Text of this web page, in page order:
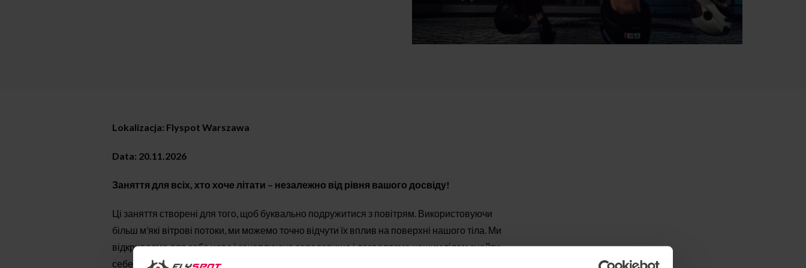
Lokalizacja: Flyspot Warszawa
Data: 20.11.2026
Заняття для всіх, хто хоче літати – незалежно від рівня вашого досвіду!
Ці заняття створені для того, щоб буквально подружитися з повітрям. Використовуючи
більш м’які вітрові потоки, ми можемо точно відчути їх вплив на поверхні нашого тіла. Ми
відкриваємо для себе нове і захоплююче середовище і дозволяємо нашим тілам знайти
себе в ньому. Розроблені методики дозволять комфортно пересуватися в новому